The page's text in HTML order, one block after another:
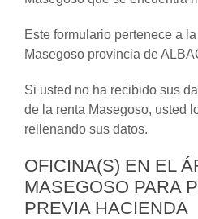
Este formulario pertenece a
Masegoso provincia de
Si usted no ha recibido sus
de la renta Masegoso, usted
rellenando sus datos.
OFICINA(S) EN EL
MASEGOSO PARA
PREVIA HACIENDA